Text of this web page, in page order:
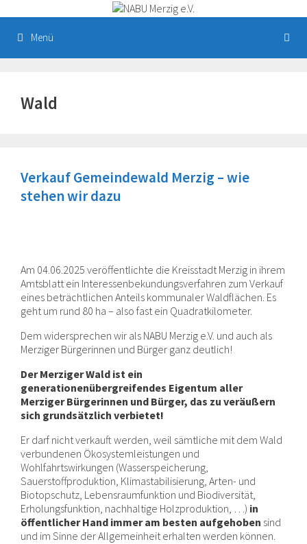
Inhalt
springenMenü
Wald
Verkauf Gemeindewald Merzig – wie
stehen wir dazu
Am 04.06.2025 veröffentlichte die Kreisstadt Merzig in ihrem
Amtsblatt ein Interessenbekundungsverfahren zum Verkauf
eines beträchtlichen Anteils kommunaler Waldflächen. Es
geht um rund 80 ha – also fast ein Quadratkilometer.
Dem widersprechen wir als NABU Merzig e.V. und auch als
Merziger Bürgerinnen und Bürger ganz deutlich!
Der Merziger Wald ist ein
generationenübergreifendes Eigentum aller
Merziger Bürgerinnen und Bürger, das zu veräußern
sich grundsätzlich verbietet!
Er darf nicht verkauft werden, weil sämtliche mit dem Wald
verbundenen Ökosystemleistungen und
Wohlfahrtswirkungen (Wasserspeicherung,
Sauerstoffproduktion, Klimastabilisierung, Arten- und
Biotopschutz, Lebensraumfunktion und Biodiversität,
Erholungsfunktion, nachhaltige Holzproduktion, …) in
öffentlicher Hand immer am besten aufgehoben sind
und im Sinne der Allgemeinheit erhalten werden können.